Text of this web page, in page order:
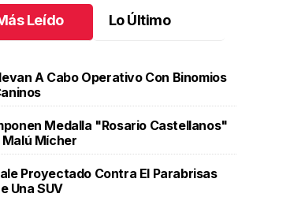
3 años.Santiago cumplió 3 años
l
Leído Lo Último
A Cabo Operativo Con Binomios
Medalla "Rosario Castellanos"
Malú Mícher
Proyectado Contra El Parabrisas
Una SUV